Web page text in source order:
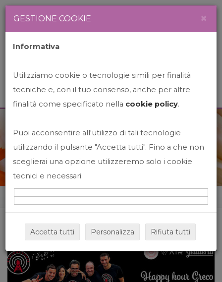
News&Events
Home News&events
GESTIONE COOKIE ×
Informativa
Utilizziamo cookie o tecnologie simili per finalità
tecniche e, con il tuo consenso, anche per altre
finalità come specificato nella cookie policy.
Puoi acconsentire all'utilizzo di tali tecnologie
utilizzando il pulsante "Accetta tutti". Fino a che non
sceglierai una opzione utilizzeremo solo i cookie
tecnici e necessari.
Accetta tutti Personalizza Rifiuta tutti